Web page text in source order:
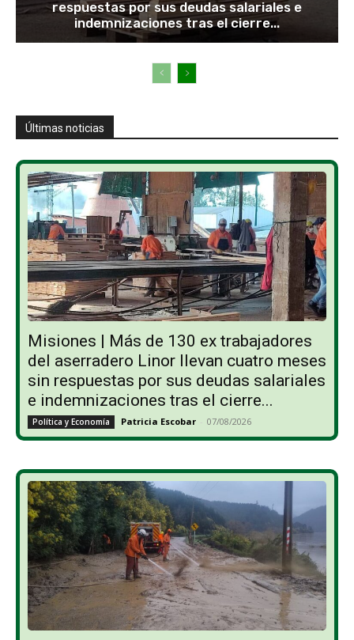
respuestas por sus deudas salariales e
indemnizaciones tras el cierre...
Últimas noticias
Misiones | Más de 130 ex trabajadores
del aserradero Linor llevan cuatro meses
sin respuestas por sus deudas salariales
e indemnizaciones tras el cierre...
Política y Economía Patricia Escobar - 07/08/2026